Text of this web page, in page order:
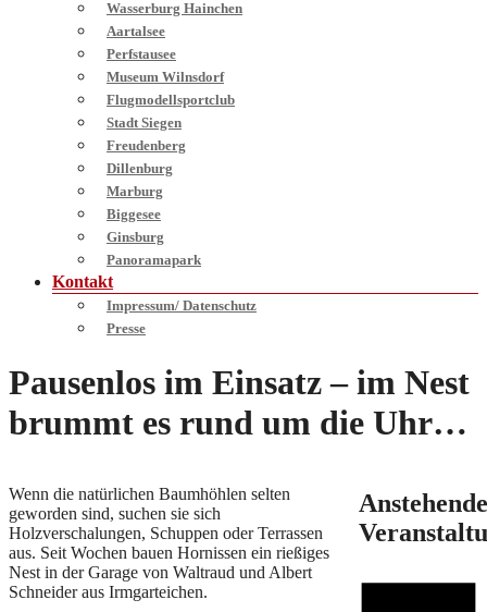
Wasserburg Hainchen
Aartalsee
Perfstausee
Museum Wilnsdorf
Flugmodellsportclub
Stadt Siegen
Freudenberg
Dillenburg
Marburg
Biggesee
Ginsburg
Panoramapark
Kontakt
Impressum/ Datenschutz
Presse
Pausenlos im Einsatz – im Nest
brummt es rund um die Uhr…
Wenn die natürlichen Baumhöhlen selten
geworden sind, suchen sie sich
Holzverschalungen, Schuppen oder Terrassen
aus. Seit Wochen bauen Hornissen ein rießiges
Nest in der Garage von Waltraud und Albert
Schneider aus Irmgarteichen.
Anstehende